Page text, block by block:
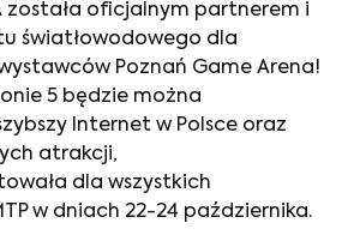
została oficjalnym partnerem i
światłowodowego dla
Poznań Game Arena!
5 będzie można
Internet w Polsce oraz
atrakcji,
dla wszystkich
w dniach 22-24 października.